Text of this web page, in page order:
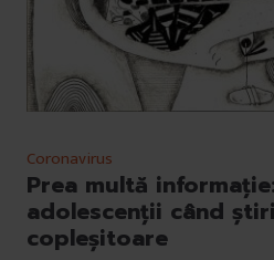
Coronavirus
Prea multă
adolescenții când
copleșitoare